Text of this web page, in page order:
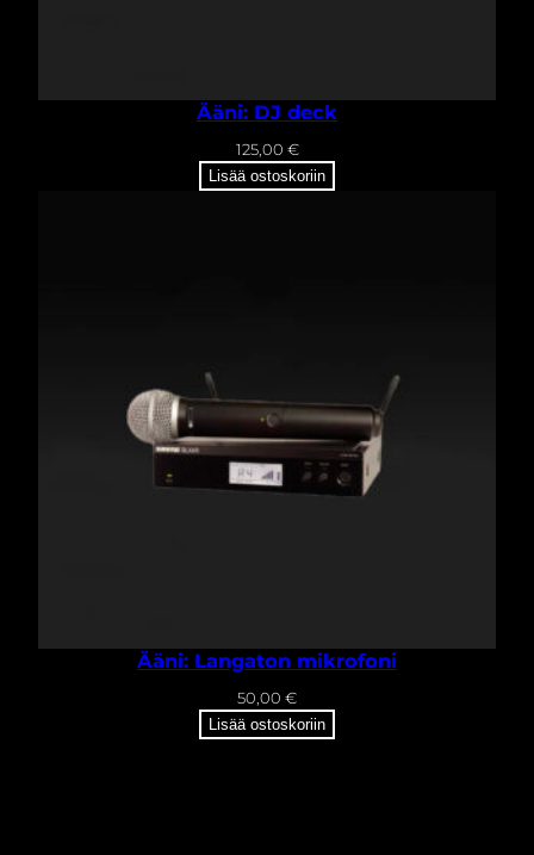
Ääni: DJ deck
125,00 €
Lisää ostoskoriin
Ääni: Langaton mikrofoni
50,00 €
Lisää ostoskoriin